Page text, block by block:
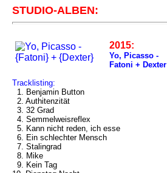
STUDIO-ALBEN:
2015:
Yo, Picasso -
Fatoni + Dexter
Tracklisting:
1. Benjamin Button
2. Authitenzität
3. 32 Grad
4. Semmelweisreflex
5. Kann nicht reden, ich esse
6. Ein schlechter Mensch
7. Stalingrad
8. Mike
9. Kein Tag